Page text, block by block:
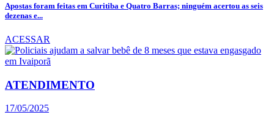
Apostas foram feitas em Curitiba e Quatro Barras; ninguém acertou as seis
dezenas e...
ACESSAR
ATENDIMENTO
17/05/2025